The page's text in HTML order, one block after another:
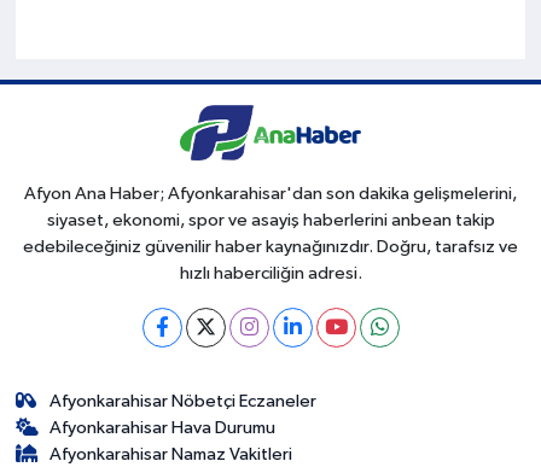
Afyon Ana Haber; Afyonkarahisar'dan son dakika gelişmelerini,
siyaset, ekonomi, spor ve asayiş haberlerini anbean takip
edebileceğiniz güvenilir haber kaynağınızdır. Doğru, tarafsız ve
hızlı haberciliğin adresi.
Afyonkarahisar Nöbetçi Eczaneler
Afyonkarahisar Hava Durumu
Afyonkarahisar Namaz Vakitleri